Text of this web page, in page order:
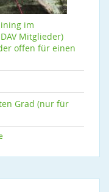
im
Mitglieder)
offen für einen
Grad (nur für